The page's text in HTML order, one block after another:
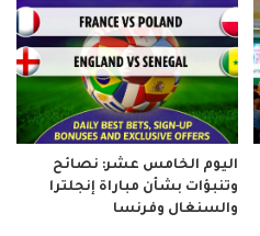
اليوم الخامس عشر: نصائح
وتنبؤات بشأن مباراة إنجلترا
والسنغال وفرنسا